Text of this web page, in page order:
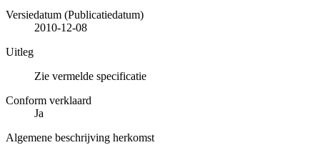
Versiedatum (Publicatiedatum)
2010-12-08
Uitleg
Zie vermelde specificatie
Conform verklaard
Ja
Algemene beschrijving herkomst